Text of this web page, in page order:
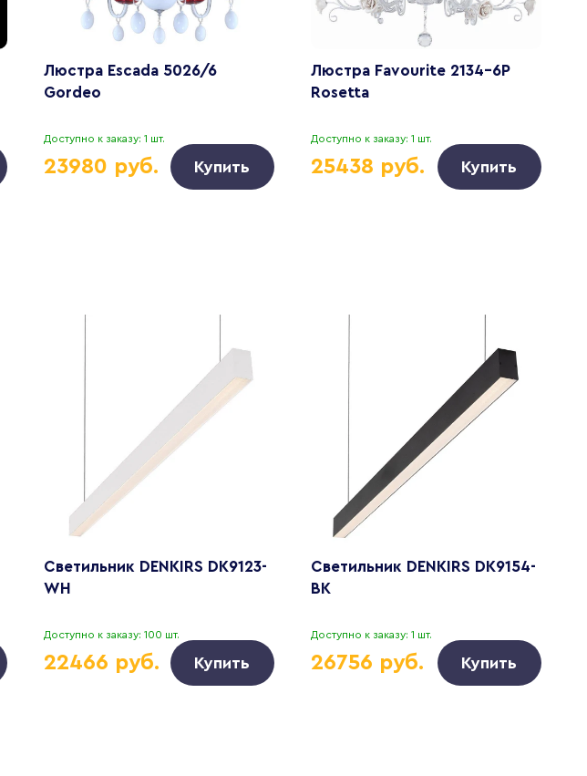
Люстра Escada 5026/6
Gordeo
Доступно к заказу: 1 шт.
23980 руб. Купить
Люстра Favourite 2134-6P
Rosetta
Доступно к заказу: 1 шт.
25438 руб. Купить
Светильник DENKIRS DK9123-
WH
Доступно к заказу: 100 шт.
22466 руб. Купить
Светильник DENKIRS DK9154-
BK
Доступно к заказу: 1 шт.
26756 руб. Купить